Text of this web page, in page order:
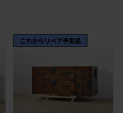
これからリペア予定品